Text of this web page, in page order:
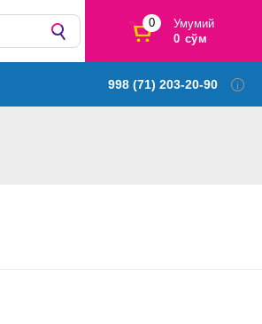
0
Умумий
0 сўм
998 (71) 203-20-90